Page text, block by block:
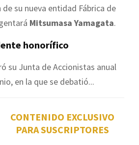
su nueva entidad Fábrica de
Mitsumasa Yamagata.
honorífico
su Junta de Accionistas anual
en la que se debatió...
CONTENIDO EXCLUSIVO
PARA SUSCRIPTORES